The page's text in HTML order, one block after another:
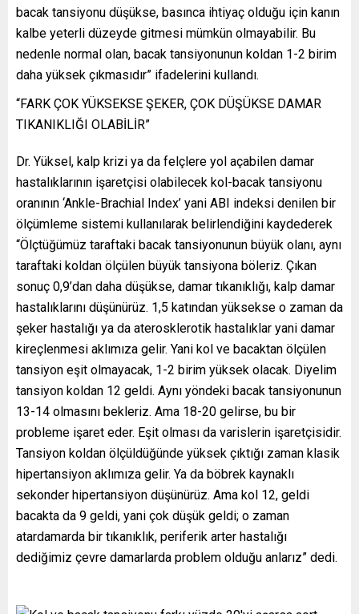
bacak tansiyonu düşükse, basınca ihtiyaç olduğu için kanın
kalbe yeterli düzeyde gitmesi mümkün olmayabilir. Bu
nedenle normal olan, bacak tansiyonunun koldan 1-2 birim
daha yüksek çıkmasıdır” ifadelerini kullandı.
“FARK ÇOK YÜKSEKSE ŞEKER, ÇOK DÜŞÜKSE DAMAR
TIKANIKLIĞI OLABİLİR”
Dr. Yüksel, kalp krizi ya da felçlere yol açabilen damar
hastalıklarının işaretçisi olabilecek kol-bacak tansiyonu
oranının ‘Ankle-Brachial Index’ yani ABI indeksi denilen bir
ölçümleme sistemi kullanılarak belirlendiğini kaydederek
“Ölçtüğümüz taraftaki bacak tansiyonunun büyük olanı, aynı
taraftaki koldan ölçülen büyük tansiyona böleriz. Çıkan
sonuç 0,9’dan daha düşükse, damar tıkanıklığı, kalp damar
hastalıklarını düşünürüz. 1,5 katından yüksekse o zaman da
şeker hastalığı ya da aterosklerotik hastalıklar yani damar
kireçlenmesi aklımıza gelir. Yani kol ve bacaktan ölçülen
tansiyon eşit olmayacak, 1-2 birim yüksek olacak. Diyelim
tansiyon koldan 12 geldi. Aynı yöndeki bacak tansiyonunun
13-14 olmasını bekleriz. Ama 18-20 gelirse, bu bir
probleme işaret eder. Eşit olması da varislerin işaretçisidir.
Tansiyon koldan ölçüldüğünde yüksek çıktığı zaman klasik
hipertansiyon aklımıza gelir. Ya da böbrek kaynaklı
sekonder hipertansiyon düşünürüz. Ama kol 12, geldi
bacakta da 9 geldi, yani çok düşük geldi; o zaman
atardamarda bir tıkanıklık, periferik arter hastalığı
dediğimiz çevre damarlarda problem olduğu anlarız” dedi.